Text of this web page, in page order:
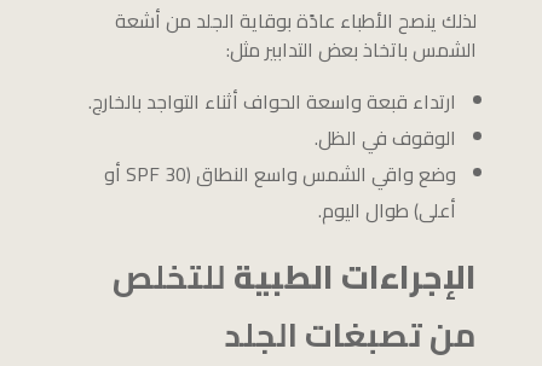
لذلك ينصح الأطباء عادًة بوقاية الجلد من أشعة
الشمس باتخاذ بعض التدابير مثل:
ارتداء قبعة واسعة الحواف أثناء التواجد بالخارج.
الوقوف في الظل.
وضع واقي الشمس واسع النطاق (SPF 30 أو
أعلى) طوال اليوم.
الإجراءات الطبيةللتخلص
من تصبغات الجلد